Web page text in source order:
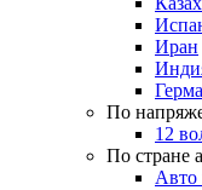
Иран
По
12
По стране
Авто